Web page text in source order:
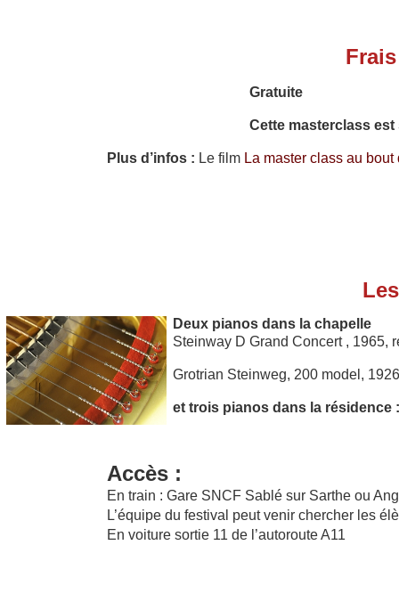
Gratuite
Cette masterclass
Plus d’infos : Le film La master class au bout
Deux pianos dans la chapelle
Steinway D Grand Concert , 1965,
Grotrian Steinweg, 200 model,
et trois pianos dans la résidence :
Accès :
En train : Gare SNCF Sablé sur Sarthe ou
L’équipe du festival peut venir chercher les
En voiture sortie 11 de l’autoroute A11